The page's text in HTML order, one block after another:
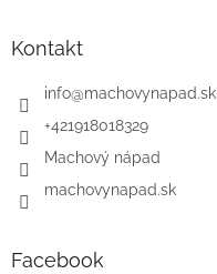
Kontakt
info@machovynapad.sk
+421918018329
Machový nápad
machovynapad.sk
Facebook